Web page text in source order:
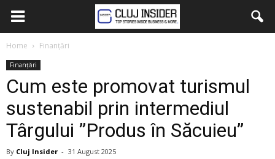
Home Finanțări
Finanțări
Cum este promovat turismul
sustenabil prin intermediul
Târgului ”Produs în Săcuieu”
By Cluj Insider - 31 August 2025